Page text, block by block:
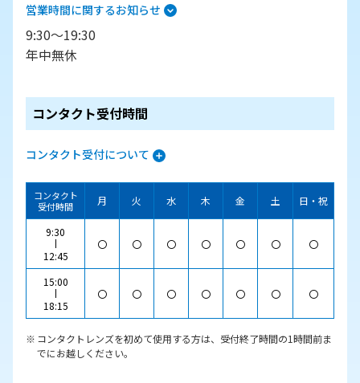
営業時間に関するお知らせ
9:30～19:30
年中無休
コンタクト受付時間
コンタクト受付について
コンタクト
受付時間
月 火 水 木 金 土 日・祝
9:30
12:45
〇 〇 〇 〇 〇 〇 〇
15:00
18:15
〇 〇 〇 〇 〇 〇 〇
コンタクトレンズを初めて使用する方は、受付終了時間の1時間前ま
でにお越しください。